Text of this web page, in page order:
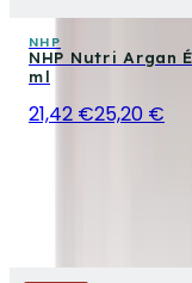
NHP
NHP Nutri Argan
ml
21,42 €25,20 €